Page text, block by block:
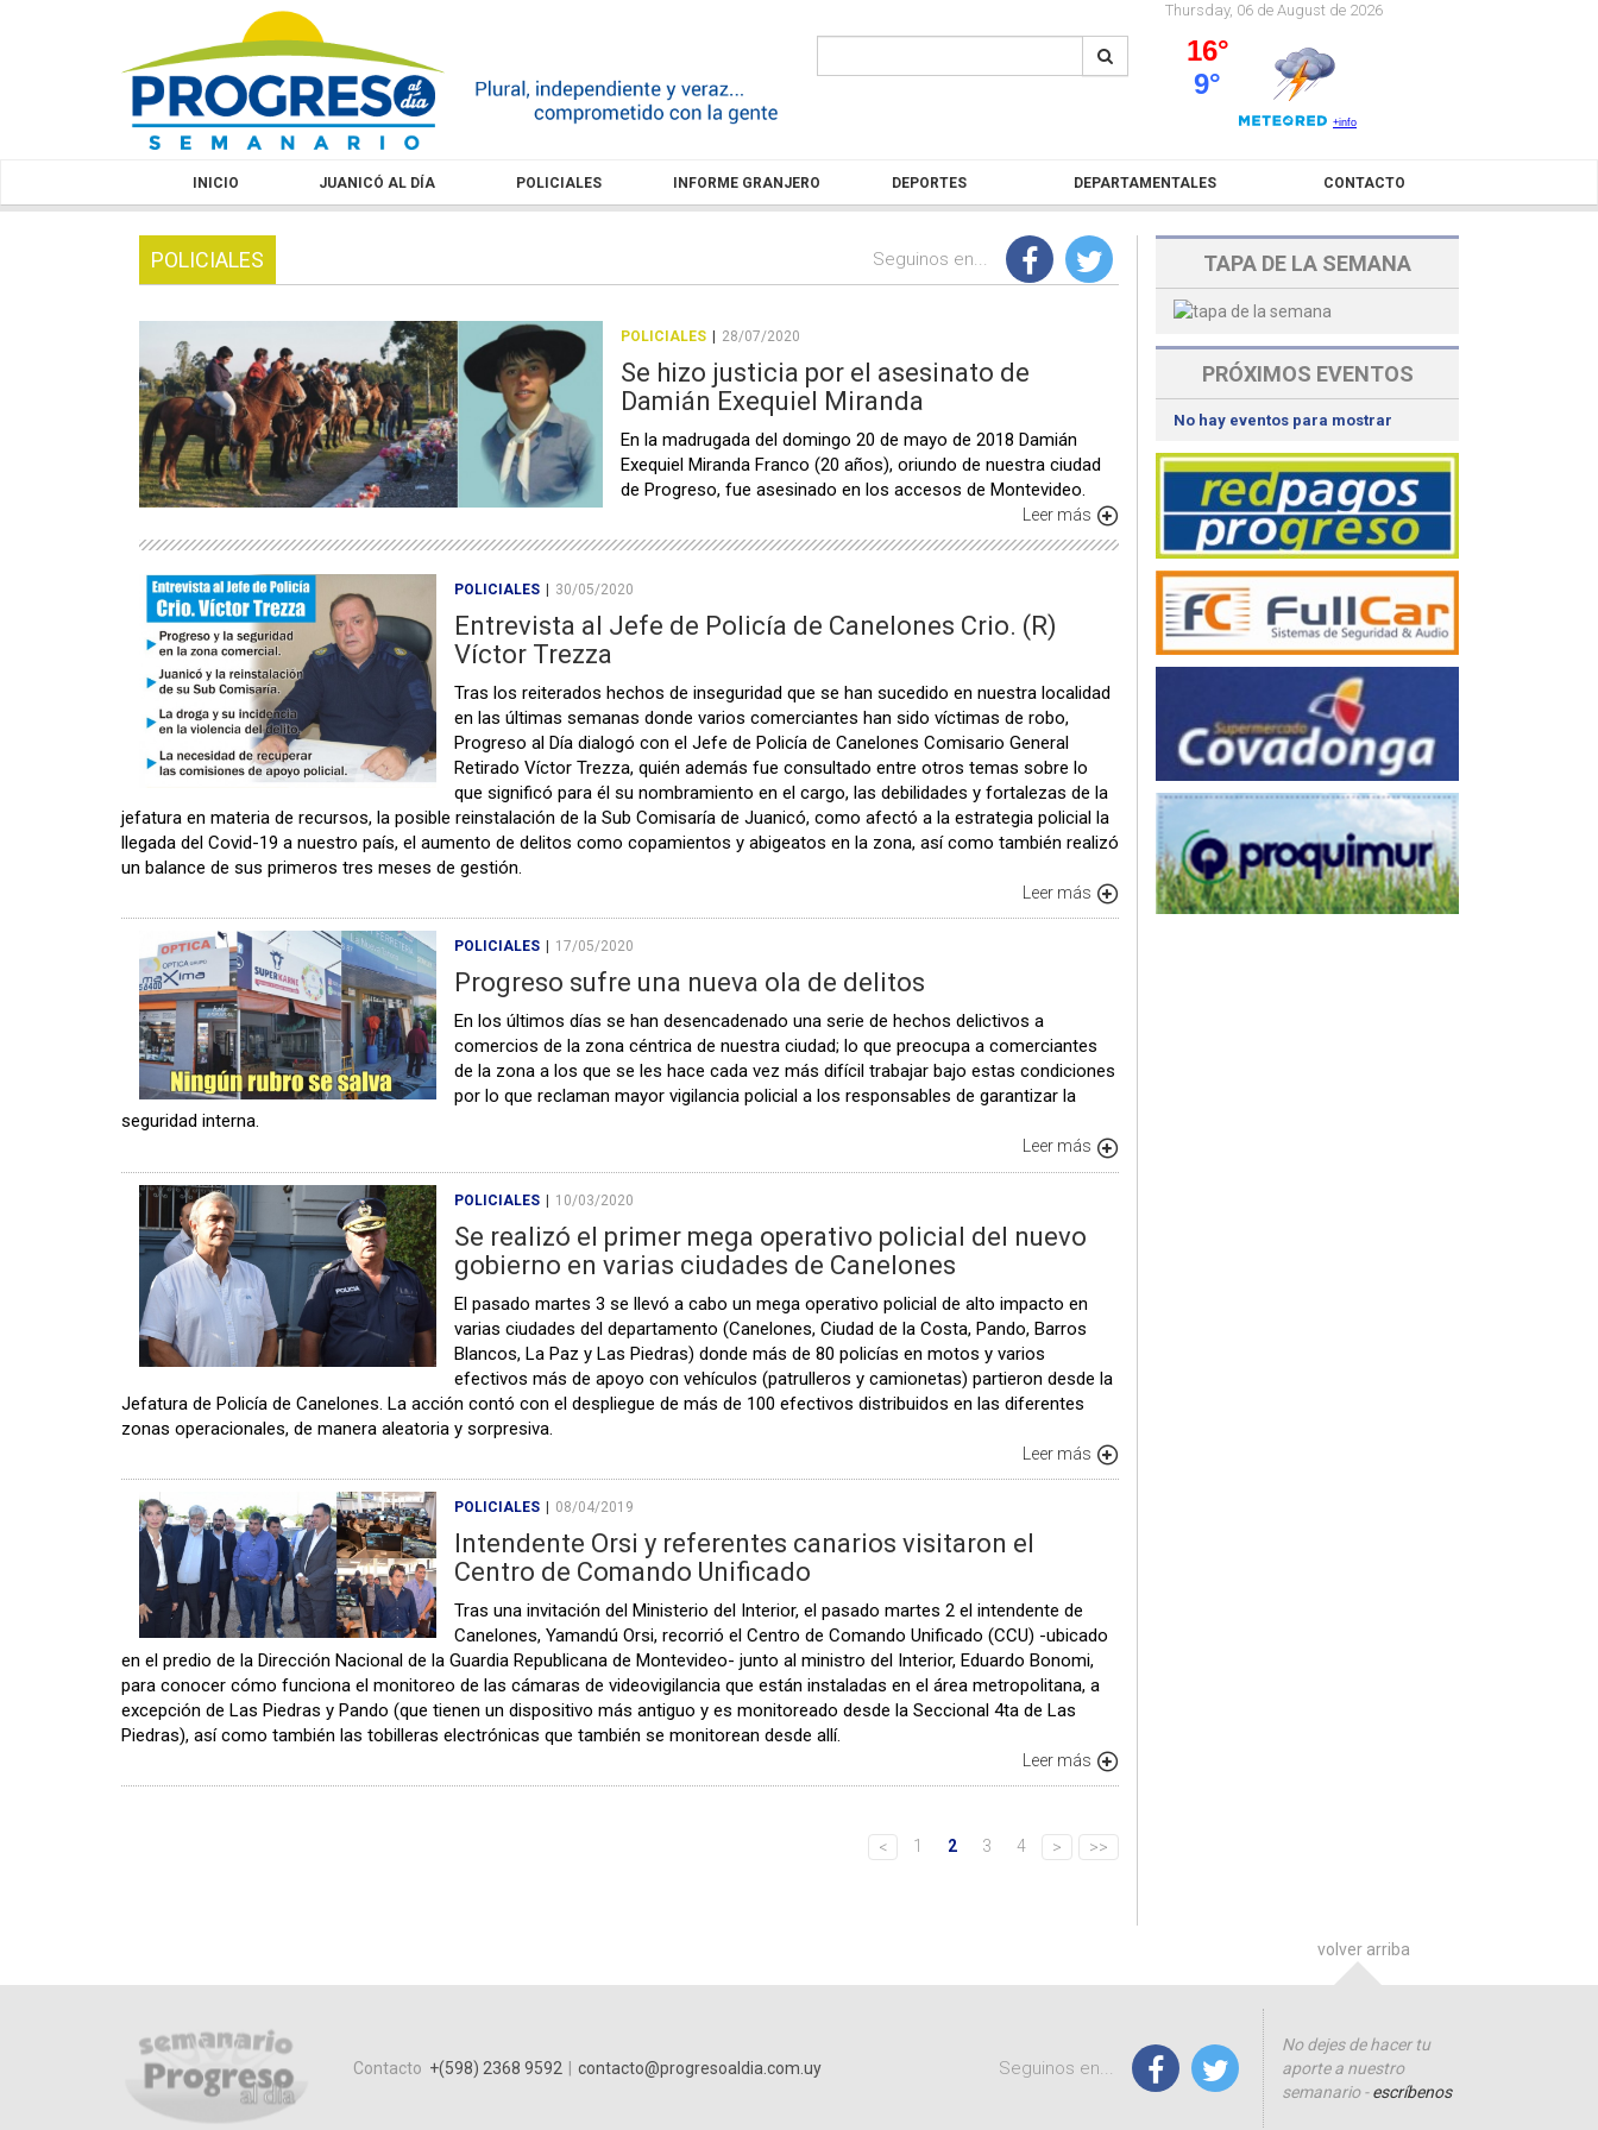
Thursday, 06 de August de 2026
INICIO JUANICÓ AL DÍA POLICIALES INFORME GRANJERO DEPORTES DEPARTAMENTALES CONTACTO
POLICIALES Seguinos en...
POLICIALES | 28/07/2020
Se hizo justicia por el asesinato de
Damián Exequiel Miranda
En la madrugada del domingo 20 de mayo de 2018 Damián
Exequiel Miranda Franco (20 años), oriundo de nuestra ciudad
de Progreso, fue asesinado en los accesos de Montevideo.
Leer más
POLICIALES 30/05/2020
Entrevista al Jefe de Policía de Canelones Crio. (R)
Víctor Trezza
Tras los reiterados hechos de inseguridad que se han sucedido en nuestra localidad
en las últimas semanas donde varios comerciantes han sido víctimas de robo,
Progreso al Día dialogó con el Jefe de Policía de Canelones Comisario General
Retirado Víctor Trezza, quién además fue consultado entre otros temas sobre lo
que significó para él su nombramiento en el cargo, las debilidades y fortalezas de la
jefatura en materia de recursos, la posible reinstalación de la Sub Comisaría de Juanicó, como afectó a la estrategia policial la
llegada del Covid-19 a nuestro país, el aumento de delitos como copamientos y abigeatos en la zona, así como también realizó
un balance de sus primeros tres meses de gestión.
Leer más
POLICIALES 17/05/2020
Progreso sufre una nueva ola de delitos
En los últimos días se han desencadenado una serie de hechos delictivos a
comercios de la zona céntrica de nuestra ciudad; lo que preocupa a comerciantes
de la zona a los que se les hace cada vez más difícil trabajar bajo estas condiciones
por lo que reclaman mayor vigilancia policial a los responsables de garantizar la
seguridad interna.
Leer más
POLICIALES | 10/03/2020
Se realizó el primer mega operativo policial del nuevo
gobierno en varias ciudades de Canelones
El pasado martes 3 se llevó a cabo un mega operativo policial de alto impacto en
varias ciudades del departamento (Canelones, Ciudad de la Costa, Pando, Barros
Blancos, La Paz y Las Piedras) donde más de 80 policías en motos y varios
efectivos más de apoyo con vehículos (patrulleros y camionetas) partieron desde la
Jefatura de Policía de Canelones. La acción contó con el despliegue de más de 100 efectivos distribuidos en las diferentes
zonas operacionales, de manera aleatoria y sorpresiva.
Leer más
POLICIALES 08/04/2019
Intendente Orsi y referentes canarios visitaron el
Centro de Comando Unificado
Tras una invitación del Ministerio del Interior, el pasado martes 2 el intendente de
Canelones, Yamandú Orsi, recorrió el Centro de Comando Unificado (CCU) -ubicado
en el predio de la Dirección Nacional de la Guardia Republicana de Montevideo- junto al ministro del Interior, Eduardo Bonomi,
para conocer cómo funciona el monitoreo de las cámaras de videovigilancia que están instaladas en el área metropolitana, a
excepción de Las Piedras y Pando (que tienen un dispositivo más antiguo y es monitoreado desde la Seccional 4ta de Las
Piedras), así como también las tobilleras electrónicas que también se monitorean desde allí.
Leer más
< 1 2 3 4 > >>
TAPA DE LA SEMANA
PRÓXIMOS EVENTOS
No hay eventos para mostrar
volver arriba
Contacto +(598) 2368 9592 contacto@progresoaldia.com.uy Seguinos en...
No dejes de hacer tu
aporte a nuestro
semanario -escríbenos